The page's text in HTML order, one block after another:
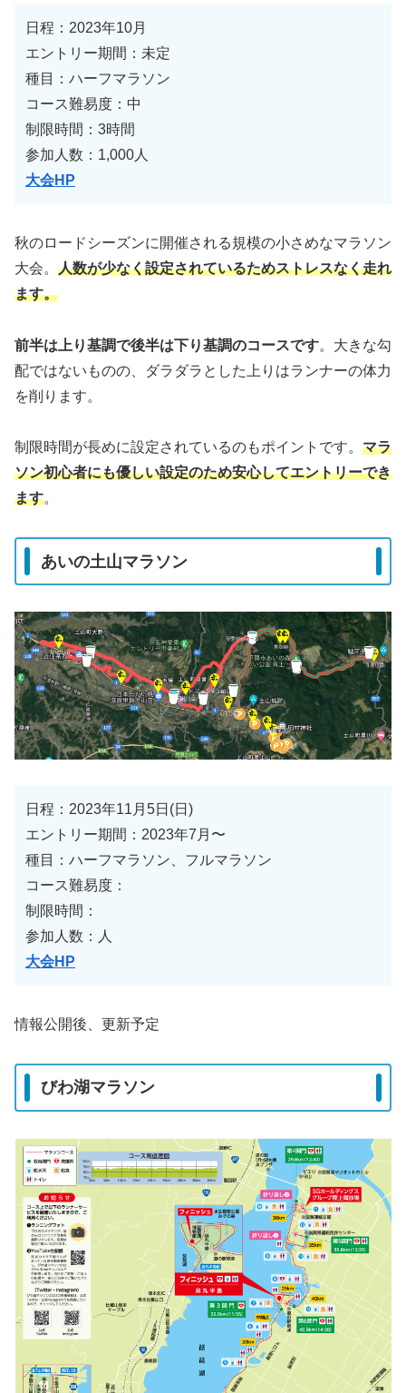
日程：2023年10月
エントリー期間：未定
種目：ハーフマラソン
コース難易度：中
制限時間：3時間
参加人数：1,000人
大会HP
秋のロードシーズンに開催される規模の小さめなマラソン
大会。 人数が少なく設定されているためストレスなく走れ
ます。
前半は上り基調で後半は下り基調のコースです。大きな勾
配ではないものの、ダラダラとした上りはランナーの体力
を削ります。
制限時間が長めに設定されているのもポイントです。 マラ
ソン初心者にも優しい設定のため安心してエントリーでき
ます。
あいの土山マラソン
日程：2023年11月5日(日)
エントリー期間：2023年7月〜
種目：ハーフマラソン、フルマラソン
コース難易度：
制限時間：
参加人数：人
大会HP
情報公開後、更新予定
びわ湖マラソン